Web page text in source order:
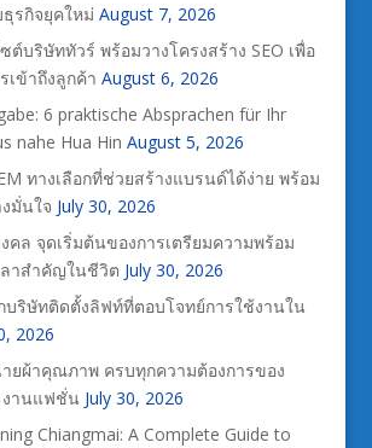
รกิจยุคใหม่ August 7, 2026
ต์บริษัททัวร์ พร้อมวางโครงสร้าง SEO เพื่อ
เข้าถึงลูกค้า August 6, 2026
6 praktische Absprachen für Ihr
nahe Hua Hin August 5, 2026
ทางเลือกที่ช่วยสร้างแบรนด์ได้ง่าย พร้อม
มั่นใจ July 30, 2026
คล จุดเริ่มต้นของการเตรียมความพร้อม
ลาสำคัญในชีวิต July 30, 2026
บริษัทติดตั้งลิฟท์ที่ตอบโจทย์การใช้งานใน
2026
ยผ้าคุณภาพ ครบทุกความต้องการของ
งานแฟชั่น July 30, 2026
Chiangmai: A Complete Guide to